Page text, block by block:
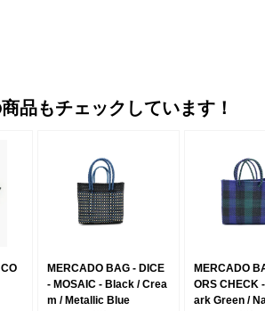
品もチェックしています！
MERCADO BAG - DICE
- MOSAIC - Black / Crea
m / Metallic Blue
MERCADO
ORS CHECK
ark Green /